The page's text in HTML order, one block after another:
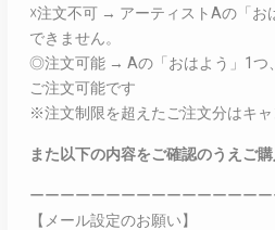
☓注文不可 → アーティストAの「お
できません。
◎注文可能 → Aの「おはよう」1つ
ご注文可能です
※注文制限を超えたご注文分はキャ
また以下の内容をご確認のうえご購
ーーーーーーーーーーーーーーー
【メール設定のお願い】